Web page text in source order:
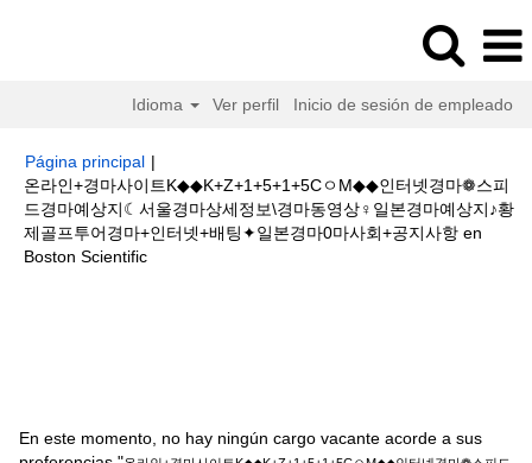
Idioma Ver perfil Inicio de sesión de empleado
Página principal |
온라인+경마사이트K◆◆K+Z+1+5+1+5CㅇM◆◆인터넷경마❁스피
드경마예상지☾서울경마상세정보\경마동영상♀일본경마예상지♪황
제골프투어경마+인터넷+배팅✦일본경마0마사회+공지사항 en
Boston Scientific(página
En este momento, no hay ningún cargo vacante acorde a sus